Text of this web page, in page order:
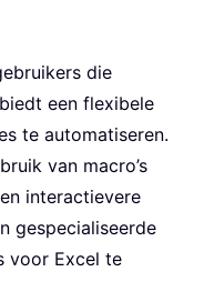
die
een flexibele
te automatiseren.
van macro’s
interactievere
gespecialiseerde
voor Excel te